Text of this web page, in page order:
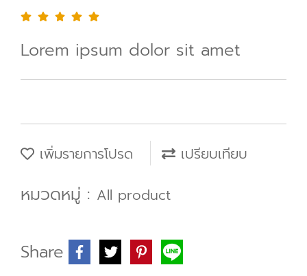
Lorem ipsum dolor sit amet
เพิ่มรายการโปรด เปรียบเทียบ
หมวดหมู่ : All product
Share